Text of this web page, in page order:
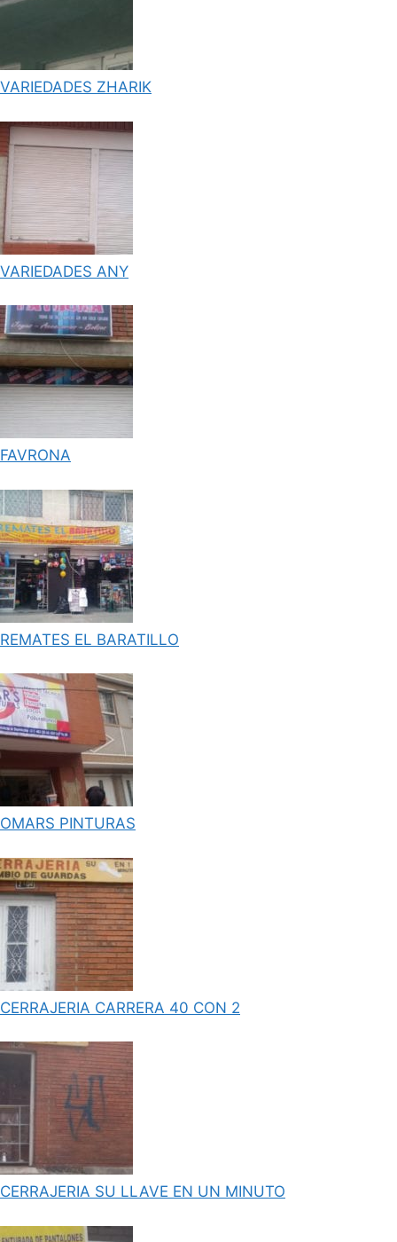
VARIEDADES ZHARIK
VARIEDADES ANY
FAVRONA
REMATES EL BARATILLO
OMARS PINTURAS
CERRAJERIA CARRERA 40 CON 2
CERRAJERIA SU LLAVE EN UN MINUTO